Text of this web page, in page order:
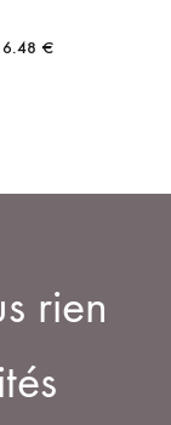
6.48 €
rien